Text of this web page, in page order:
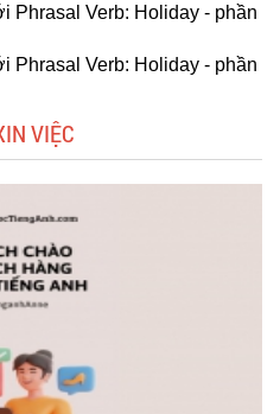
Phrasal Verb: Holiday - phần
Phrasal Verb: Holiday - phần
VIỆC